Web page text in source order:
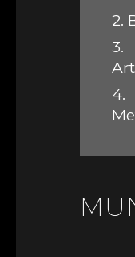
2.
3.
4.